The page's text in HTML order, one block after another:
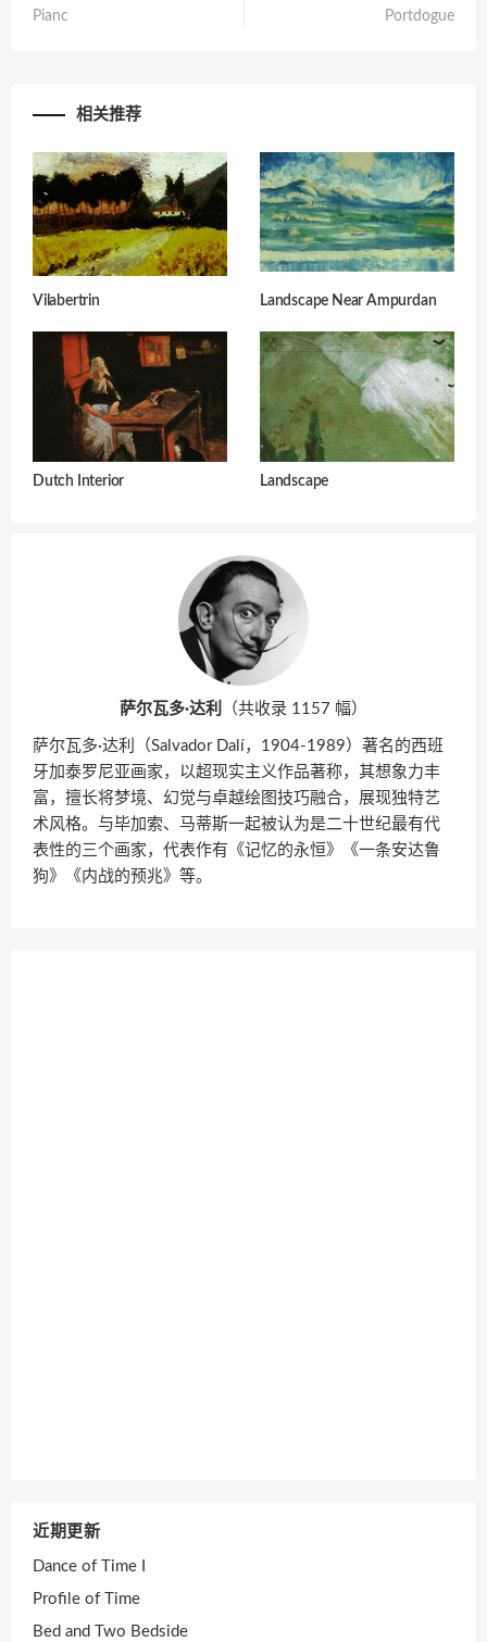
Pianc
Portdogue
相关推荐
Vilabertrin Landscape Near Ampurdan
Dutch Interior Landscape
萨尔瓦多·达利 （共收录 1157 幅）
萨尔瓦多·达利（Salvador Dalí，1904-1989）著名的西班
牙加泰罗尼亚画家，以超现实主义作品著称，其想象力丰
富，擅长将梦境、幻觉与卓越绘图技巧融合，展现独特艺
术风格。与毕加索、马蒂斯一起被认为是二十世纪最有代
表性的三个画家，代表作有《记忆的永恒》《一条安达鲁
狗》《内战的预兆》等。
近期更新
Dance of Time I
Profile of Time
Bed and Two Bedside